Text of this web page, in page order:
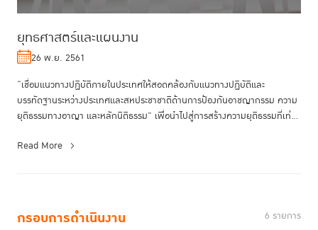
ยุทธศาสตร์และแผนงาน
26 พ.ย. 2561
“เชื่อมแนวทางปฏิบัติภายในประเทศให้สอดคล้องกับแนวทางปฏิบัติและ
บรรทัดฐานระหว่างประเทศและสหประชาชาติด้านการป้องกันอาชญากรรม ความ
ยุติธรรมทางอาญา และหลักนิติธรรม” เพื่อนำไปสู่การสร้างความยุติธรรมที่เท่า
Read More
กรอบการดำเนินงาน 6 รายการ